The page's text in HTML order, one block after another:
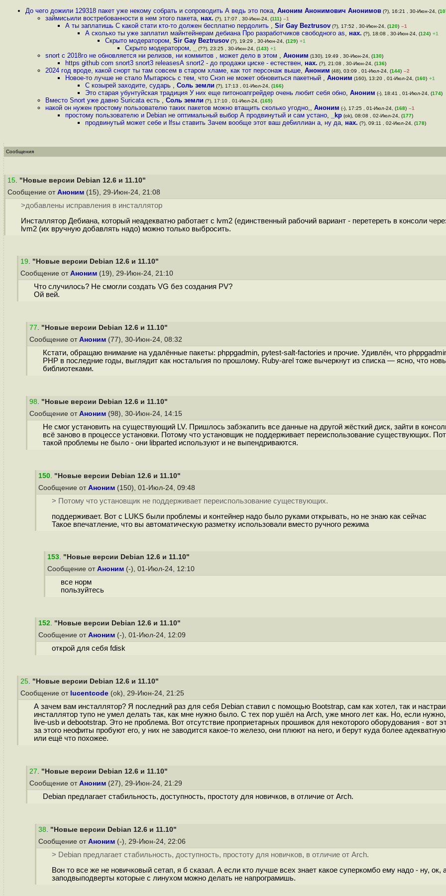
До чего дожили 129318 пакет уже некому собрать и сопроводить А ведь это пока, Аноним Анонимович Анонимов (?), 16:21 , 30-Июн-24, (
займисьили востребованности в нем этого пакета, нах. (?), 17:07 , 30-Июн-24, (111) –1
А ты заплатишь С какой стати кто-то должен бесплатно пеpдoлить , Sir Gay Beztrusov (?), 17:52 , 30-Июн-24, (120) –1
А сколько ты уже заплатил майнтейнерам дебиана Про разработчиков свободного as, нах. (?), 18:08 , 30-Июн-24, (124) +1
Скрыто модератором, Sir Gay Beztrusov (?), 19:29 , 30-Июн-24, (129) +1
Скрыто модератором, (??), 23:25 , 30-Июн-24, (143) +1
snort с 2018го не обновляется ни релизов, ни коммитов , может дело в этом , Аноним (130), 19:49 , 30-Июн-24, (130)
https github com snort3 snort3 releasesА snort2 - до продажи циске - естествен, нах. (?), 21:08 , 30-Июн-24, (136)
2024 год вроде, какой снорт ты там совсем в старом хламе, как тот персонаж выше, Аноним (48), 03:09 , 01-Июл-24, (144) –2
Новое-то лучше не стало Мытарюсь с тем, что Снэп не может обновиться пакетный , Аноним (160), 13:20 , 01-Июл-24, (160) +1
С козырей заходите, сударь , Соль земли (?), 17:13 , 01-Июл-24, (166)
Это старая убунтуйская традиция У них еще питоноапгрейдер очень любит себя обно, Аноним (-), 18:41 , 01-Июл-24, (174)
Вместо Snort уже давно Suricata есть , Соль земли (?), 17:10 , 01-Июл-24, (165)
накой он нужен простому пользователю таких пакетов можно втащить сколько угодно,, Аноним (-), 17:25 , 01-Июл-24, (168) –1
простому пользователю и Debian не оптимальный выбор А продвинутый и сам устано, _kp (ok), 08:08 , 02-Июл-24, (177)
продвинутый может себе и lfsы ставить Зачем вообще этот ваш де6иллиан а, ну да, нах. (?), 09:11 , 02-Июл-24, (178)
Сообщения
15. "Новые версии Debian 12.6 и 11.10"
Сообщение от Аноним (15), 29-Июн-24, 21:08
>добавлены исправления в инсталлятор
Инсталлятор Дебиана, который неадекватно работает с lvm2 (единственный рабочий вариант - перетереть в консоли
lvm2 (их вручную добавлять надо) можно только выбросить.
19. "Новые версии Debian 12.6 и 11.10"
Сообщение от Аноним (19), 29-Июн-24, 21:10
Что случилось? Не смогли создать VG без создания PV?
Ой вей.
77. "Новые версии Debian 12.6 и 11.10"
Сообщение от Аноним (77), 30-Июн-24, 08:32
Кстати, обращаю внимание на удалённые пакеты: phppgadmin, pytest-salt-factories и прочие. Удивлён, что
PHP в последние годы, выглядит как ностальгия по прошлому. Ruby-arel тоже вычеркнут из списка — ясно, что
библиотеками.
98. "Новые версии Debian 12.6 и 11.10"
Сообщение от Аноним (98), 30-Июн-24, 14:15
Не смог установить на существующий LV. Пришлось забэкапить все данные на другой жёсткий диск, зайти в
всё заново в процессе установки. Потому что установщик не поддерживает переиспользование существующих.
такой проблемы не было - они libparted используют и не выпендриваются.
150. "Новые версии Debian 12.6 и 11.10"
Сообщение от Аноним (150), 01-Июл-24, 09:48
> Потому что установщик не поддерживает переиспользование существующих.
поддерживает. Вот с LUKS были проблемы и контейнер надо было руками открывать, но не знаю как сейчас
Такое впечатление, что вы автоматическую разметку использовали вместо ручного режима
153. "Новые версии Debian 12.6 и 11.10"
Сообщение от Аноним (-), 01-Июл-24, 12:10
все норм
пользуйтесь
152. "Новые версии Debian 12.6 и 11.10"
Сообщение от Аноним (-), 01-Июл-24, 12:09
открой для себя fdisk
25. "Новые версии Debian 12.6 и 11.10"
Сообщение от lucentcode (ok), 29-Июн-24, 21:25
А зачем вам инсталлятор? Я последний раз для себя Debian ставил с помощью Bootstrap, сам как хотел, так и
инсталлятор тупо не умел делать так, как мне нужно было. С тех пор ушёл на Arch, уже много лет как. Но, если
live-usb и debootstrap. Это не проблема. Вот отсутствие проприетарных прошивок для некоторого оборудования -
за этого неофиты пробуют его, у них не заводится какое-то железо, они плюют на него, и берут куда более
или ещё что похожее.
27. "Новые версии Debian 12.6 и 11.10"
Сообщение от Аноним (27), 29-Июн-24, 21:29
Debian предлагает стабильность, доступность, простоту для новичков, в отличие от Arch.
38. "Новые версии Debian 12.6 и 11.10"
Сообщение от Аноним (-), 29-Июн-24, 22:06
> Debian предлагает стабильность, доступность, простоту для новичков, в отличие от Arch.
Вон то все же не новичковый сетап, я б сказал. А если кто лучше всех знает какое суперкомбо ему надо - ну,
заподвыподверты которые с линухом можно делать не напрограмишь.